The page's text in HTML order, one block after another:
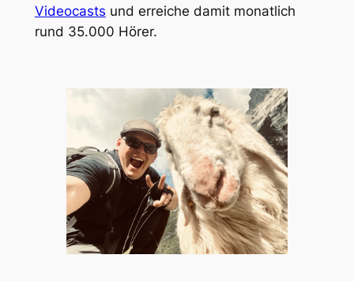
Videocasts und erreiche damit monatlich
rund 35.000 Hörer.